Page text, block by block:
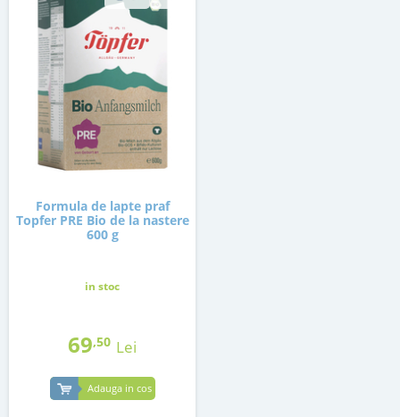
Formula de lapte praf
Topfer PRE Bio de la nastere
600 g
in stoc
69,50 Lei
Adauga in cos